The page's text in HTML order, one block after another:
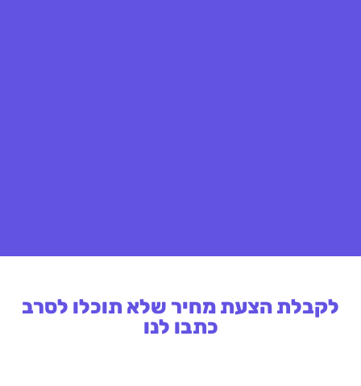
לקבלת הצעת מחיר שלא תוכלו לסרב
כתבו לנו